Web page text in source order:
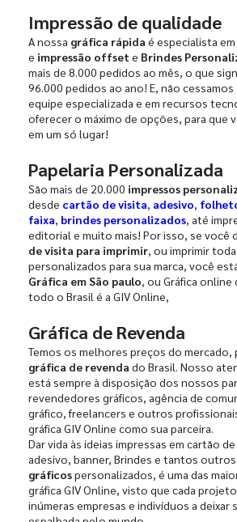
Impressão de qualidade
A nossa gráfica rápida é especialista em
e impressão offset e Brindes
mais de 8.000 pedidos ao mês, o que
96.000 pedidos ao ano! E, não
equipe especializada e em recursos
oferecer o máximo de opções, para que
em um só lugar!
Papelaria Personalizada
São mais de 20.000 impressos
desde cartão de visita, adesivo,
faixa, brindes personalizados, até
editorial e muito mais! Por isso, se você
de visita para imprimir, ou imprimir
personalizados para sua marca, você
Gráfica em São paulo, ou Gráfica online
todo o Brasil é a GIV Online,
Gráfica de Revenda
Temos os melhores preços do mercado,
gráfica de revenda do Brasil. Nosso
está sempre à disposição dos nossos
revendedores gráficos, agência de
gráfico, freelancers e outros
gráfica GIV Online como sua parceira.
Dar vida às ideias impressas em cartão
adesivo, banner, Brindes e tantos outros
gráficospersonalizados, é uma das
gráfica GIV Online, visto que cada
inúmeras empresas e indivíduos a deixar